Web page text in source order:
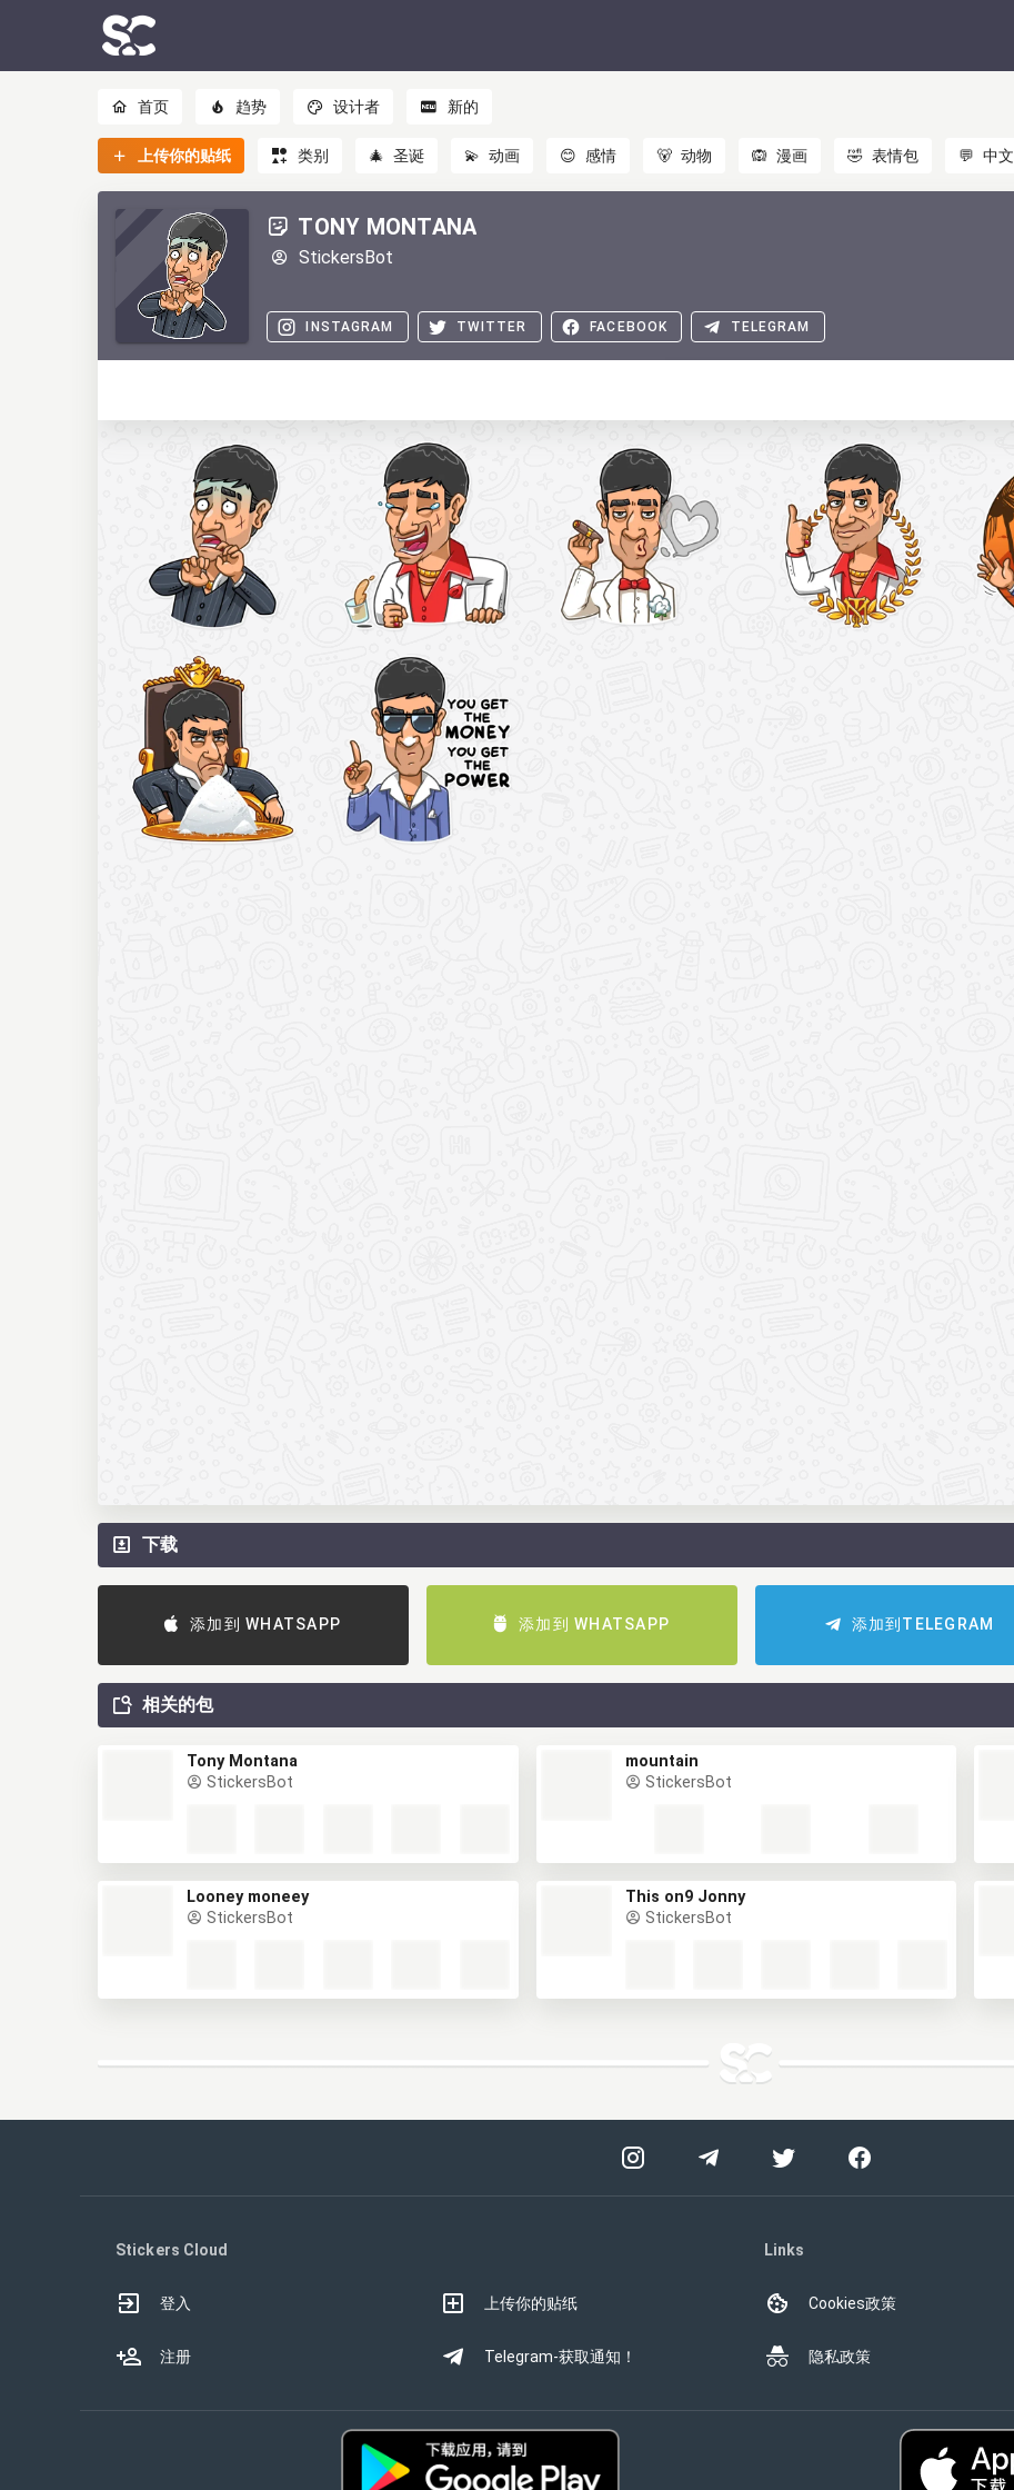
首页 趋势 设计者 新的
上传你的贴纸 类别 🎄 圣诞 💫 动画 😊 感情 🐻 动物 🙉 漫画 🤣 表情包 💬 中文
TONY MONTANA
StickersBot
INSTAGRAM TWITTER FACEBOOK TELEGRAM
下载
添加到 WHATSAPP 添加到 WHATSAPP 添加到TELEGRAM
相关的包
Tony Montana
StickersBot
mountain
StickersBot
Looney moneey
StickersBot
This on9 Jonny
StickersBot
Stickers Cloud
登入
注册
上传你的贴纸
Telegram-获取通知！
Links
Cookies政策
隐私政策